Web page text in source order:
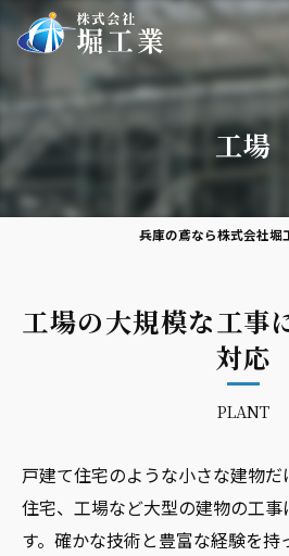
工場
兵庫の鳶なら株式会社堀
工場の大規模な工事
対応
PLANT
戸建て住宅のような小さな建物
住宅、工場など大型の建物の工
す。確かな技術と豊富な経験を